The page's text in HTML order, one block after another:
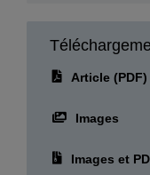
Article (PDF)
Images
Images et